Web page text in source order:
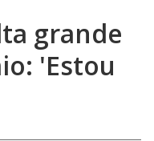
grande
'Estou